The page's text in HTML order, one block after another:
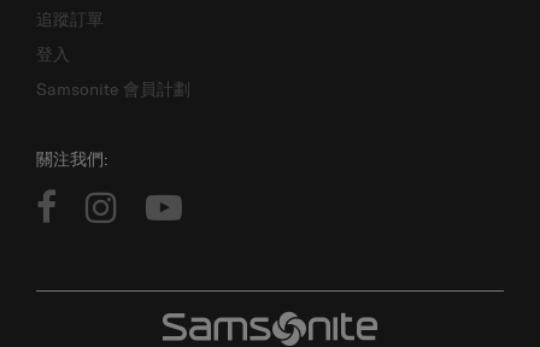
追蹤訂單
登入
Samsonite 會員計劃
關注我們: